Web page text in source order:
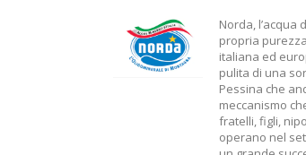
Norda, l’acqua
propria
italiana ed
pulita di una
Pessina che
meccanismo
fratelli, figli,
operano nel